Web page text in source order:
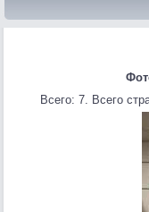
Всего: 7. Всего